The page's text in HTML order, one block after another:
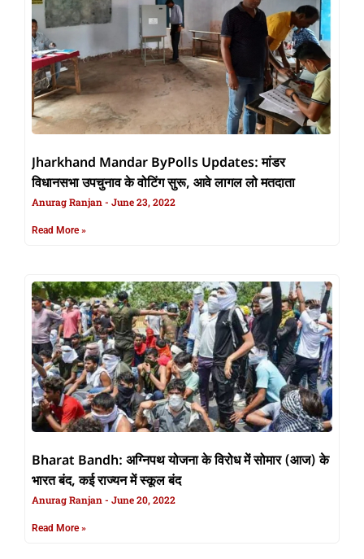
Jharkhand Mandar ByPolls Updates: मांडर
विधानसभा उपचुनाव के वोटिंग सुरू, आवे लागल लो मतदाता
Anurag Ranjan June 23, 2022
Read More »
Bharat Bandh: अग्निपथ योजना के विरोध में सोमार (आज) के
भारत बंद, कई राज्यन में स्कूल बंद
Anurag Ranjan June 20, 2022
Read More »